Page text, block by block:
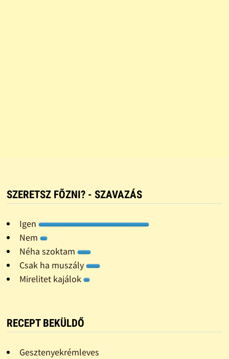
SZERETSZ FÕZNI? - SZAVAZÁS
Igen
Nem
Néha szoktam
Csak ha muszály
Mirelitet kajálok
RECEPT BEKÜLDŐ
Gesztenyekrémleves